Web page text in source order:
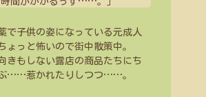
で子供の姿になっている元成人
ょっと怖いので街中散策中。
きもしない露店の商品たちにち
……惹かれたりしつつ……。